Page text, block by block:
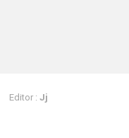
Editor : Jj